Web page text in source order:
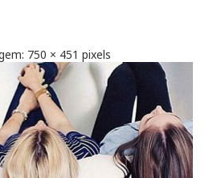
750 × 451 pixels